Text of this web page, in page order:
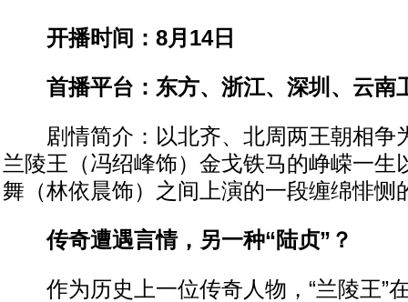
开播时间：8月14日
首播平台：东方、浙江、深圳、云南
剧情简介：以北齐、北周两王朝相争
兰陵王（冯绍峰饰）金戈铁马的峥嵘一生
舞（林依晨饰）之间上演的一段缠绵悱恻
传奇遭遇言情，另一种“陆贞”？
作为历史上一位传奇人物，“兰陵王”